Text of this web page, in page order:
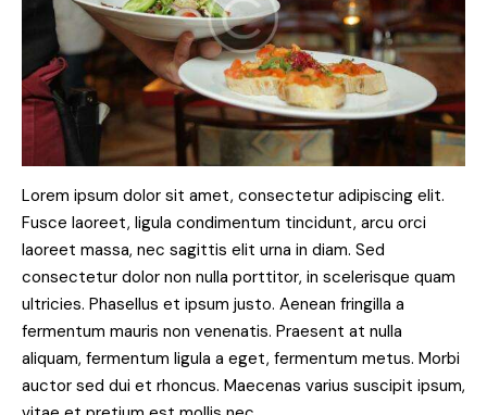
Lorem ipsum dolor sit amet, consectetur adipiscing elit.
Fusce laoreet, ligula condimentum tincidunt, arcu orci
laoreet massa, nec sagittis elit urna in diam. Sed
consectetur dolor non nulla porttitor, in scelerisque quam
ultricies. Phasellus et ipsum justo. Aenean fringilla a
fermentum mauris non venenatis. Praesent at nulla
aliquam, fermentum ligula a eget, fermentum metus. Morbi
auctor sed dui et rhoncus. Maecenas varius suscipit ipsum,